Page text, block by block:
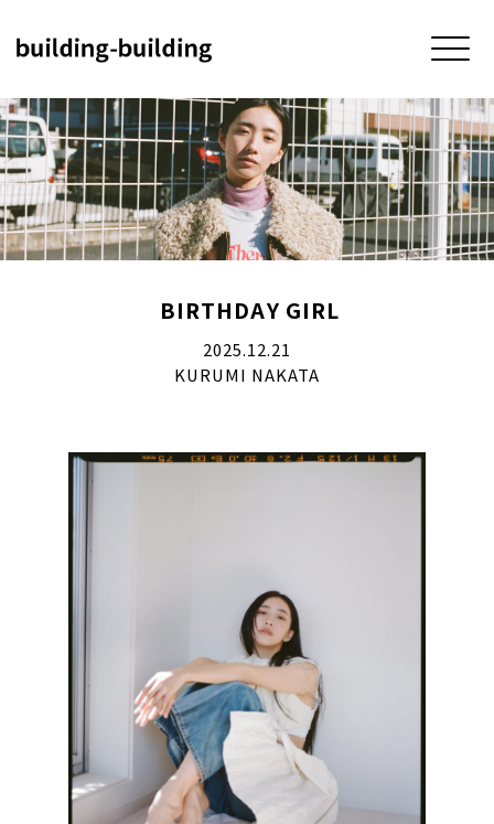
HOME
5F MEETING ROOM
3F BIRTHDAY GIRL
ABOUT
INSTAGRAM
SHOP
CONTACT
BIRTHDAY GIRL
2025.12.21
KURUMI NAKATA